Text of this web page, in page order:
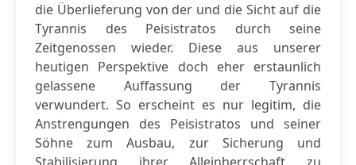
die Überlieferung von der und die Sicht auf die
Tyrannis des Peisistratos durch seine
Zeitgenossen wieder. Diese aus unserer
heutigen Perspektive doch eher erstaunlich
gelassene Auffassung der Tyrannis
verwundert. So erscheint es nur legitim, die
Anstrengungen des Peisistratos und seiner
Söhne zum Ausbau, zur Sicherung und